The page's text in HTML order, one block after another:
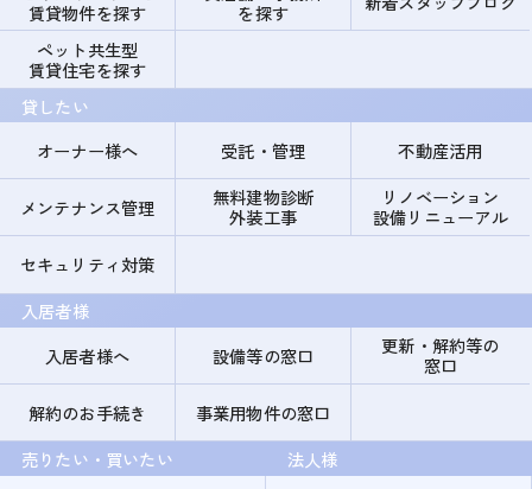
賃貸物件を探す
を探す
ペット共生型
賃貸住宅を探す
貸したい
オーナー様へ
受託・管理 不動産活用
メンテナンス管理
無料建物診断
外装工事
リノベーション
設備リニューアル
セキュリティ対策
入居者様
入居者様へ
設備等の窓口
更新・解約等の
窓口
解約のお手続き
事業用物件の窓口
売りたい・買いたい
法人様